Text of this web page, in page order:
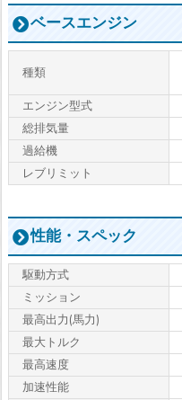
ベースエンジン
種類
エンジン型式
総排気量
過給機
レブリミット
性能・スペック
駆動方式
ミッション
最高出力(馬力)
最大トルク
最高速度
加速性能